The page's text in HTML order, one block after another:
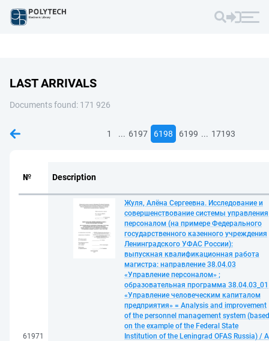
LAST ARRIVALS
Documents found: 171 926
1 ... 6197 6198 6199 ... 17193
№ Description
61971
Жуля, Алёна Сергеевна. Исследование и
совершенствование системы управления
персоналом (на примере Федерального
государственного казенного учреждения
Ленинградского УФАС России):
выпускная квалификационная работа
магистра: направление 38.04.03
«Управление персоналом» ;
образовательная программа 38.04.03_01
«Управление человеческим капиталом
предприятия» = Analysis and improvement
of the personnel management system (based
on the example of the Federal State
Institution of the Leningrad OFAS Russia) /